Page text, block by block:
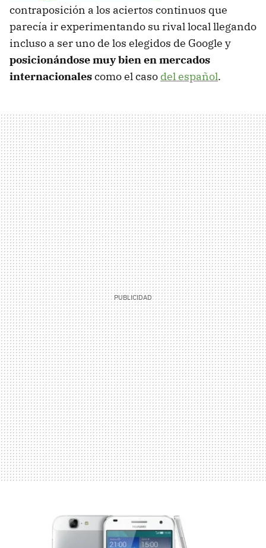
contraposición a los aciertos continuos que
parecía ir experimentando su rival local llegando
incluso a ser uno de los elegidos de Google y
posicionándose muy bien en mercados
internacionalescomo el caso del español.